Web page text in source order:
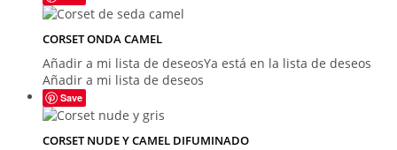
CORSET ONDA CAMEL
Añadir a mi lista de deseosYa está en la lista de deseos
Añadir a mi lista de deseos
Save
CORSET NUDE Y CAMEL DIFUMINADO